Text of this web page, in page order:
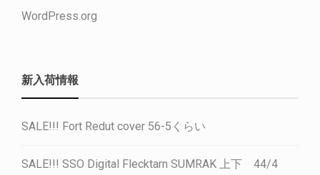
WordPress.org
新入荷情報
SALE!!! Fort Redut cover 56-5くらい
SALE!!! SSO Digital Flecktarn SUMRAK 上下 44/4